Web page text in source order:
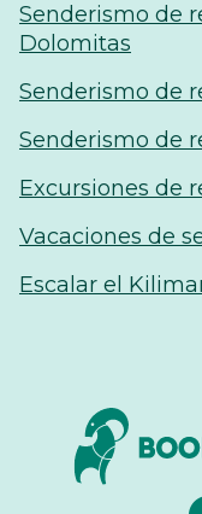
Senderismo de
Dolomitas
Senderismo de
Senderismo de
Excursiones de
Vacaciones de
Escalar el